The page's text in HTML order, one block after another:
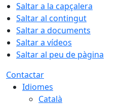
Saltar a la capçalera
Saltar al contingut
Saltar a documents
Saltar a vídeos
Saltar al peu de pàgina
Contactar
Idiomes
Català